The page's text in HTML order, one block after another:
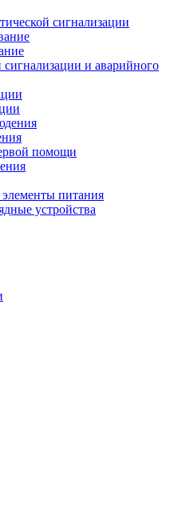
сигнализации
и аварийного
помощи
элементы питания
устройства